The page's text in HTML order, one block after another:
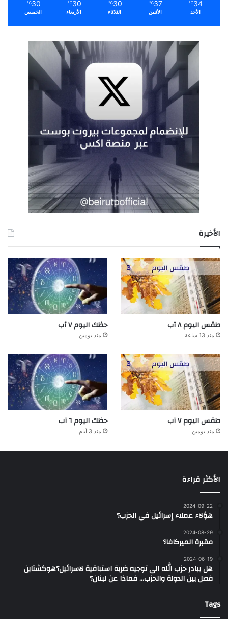
34
℃
الأحد
37
℃
الأثنين
30
℃
الثلاثاء
30
℃
الأربعاء
30
℃
الخميس
الأخيرة
طقس اليوم ٨ آب
منذ 13 ساعة
حظك اليوم ٧ آب
منذ يومين
طقس اليوم ٧ آب
منذ يومين
حظك اليوم ٦ آب
منذ 3 أيام
الأكثر قراءة
2024-09-22
هؤلاء عملاء إسرائيل في الحزب؟
2024-08-29
مقبرة الميركافا؟
2024-06-19
هل يبادر حزب الله الى توجيه ضربة استباقية لاسرائيل؟هوكشتاين
فصل بين الدولة والحزب… فماذا عن لبنان؟
Tags